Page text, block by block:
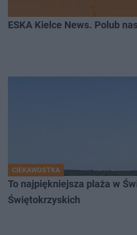
ESKA Kielce News. Polub
CIEKAWOSTKA
To najpiękniejsza plaża w
Świętokrzyskich